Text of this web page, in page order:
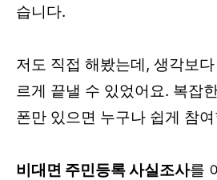
습니다.
저도 직접 해봤는데, 생각보
르게 끝낼 수 있었어요. 복잡
폰만 있으면 누구나 쉽게 참
비대면 주민등록 사실조사를